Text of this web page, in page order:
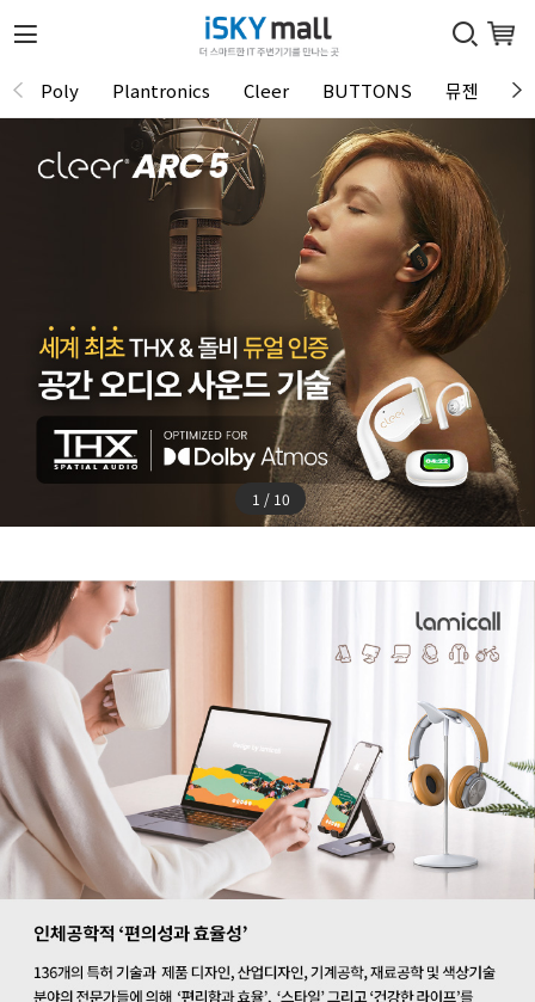
Poly Plantronics Cleer BUTTONS 뮤젠
1 / 10